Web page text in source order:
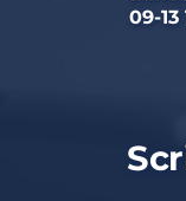
09-13